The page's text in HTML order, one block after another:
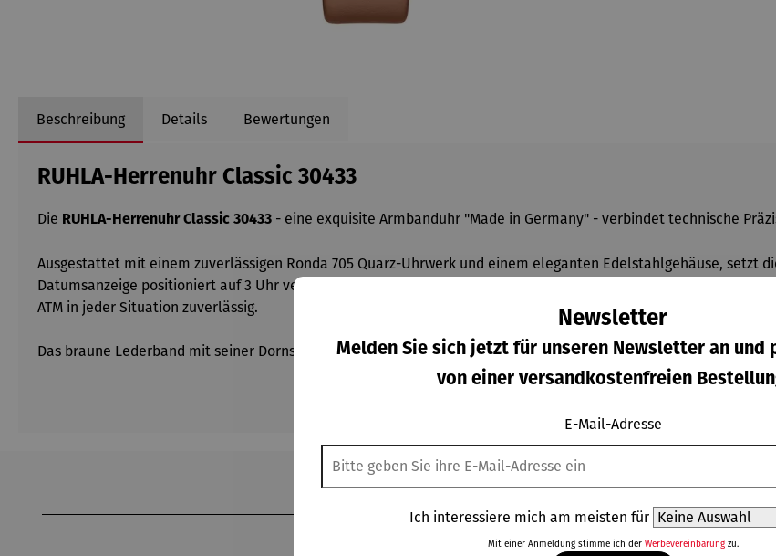
Beschreibung Details Bewertungen
RUHLA-Herrenuhr Classic 30433
Die RUHLA-Herrenuhr Classic 30433 - eine exquisite Armbanduhr "Made in Germany" - verbindet technische
Ausgestattet mit einem zuverlässigen Ronda 705 Quarz-Uhrwerk und einem eleganten Edelstahlgehäuse, setzt
Datumsanzeige positioniert auf 3 Uhr verleiht ihr eine besondere Note. Das blaue Zifferblatt wird von silbernen
ATM in jeder Situation zuverlässig.
Das braune Lederband mit seiner Dornschließe bietet Komfort und Eleganz. Mit der Classic 30433 investieren
Weitere Produkte
Newsletter
Melden Sie sich jetzt für unseren Newsletter an und
von einer versandkostenfreien
E-Mail-Adresse
Ich interessiere mich am meisten für
Mit einer Anmeldung stimme ich der Werbevereinbarungzu.